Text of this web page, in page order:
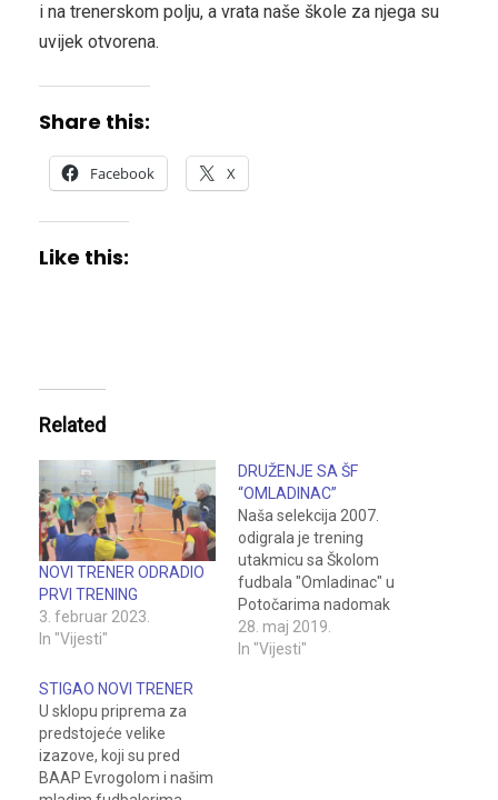
i na trenerskom polju, a vrata naše škole za njega su
uvijek otvorena.
Share this:
Facebook X
Like this:
Related
NOVI TRENER ODRADIO
PRVI TRENING
3. februar 2023.
In "Vijesti"
DRUŽENJE SA ŠF
“OMLADINAC”
Naša selekcija 2007.
odigrala je trening
utakmicu sa Školom
fudbala "Omladinac" u
Potočarima nadomak
Brčkog. Bila je ovo
odlična prilika da trener
28. maj 2019.
In "Vijesti"
STIGAO NOVI TRENER
U sklopu priprema za
predstojeće velike
izazove, koji su pred
BAAP Evrogolom i našim